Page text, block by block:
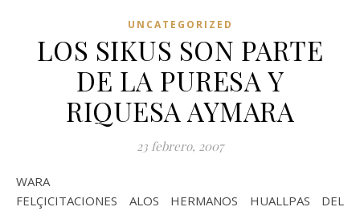
UNCATEGORIZED
LOS SIKUS SON PARTE
DE LA PURESA Y
RIQUESA AYMARA
23 febrero, 2007
WARA
FELÇICITACIONES ALOS HERMANOS HUALLPAS DEL